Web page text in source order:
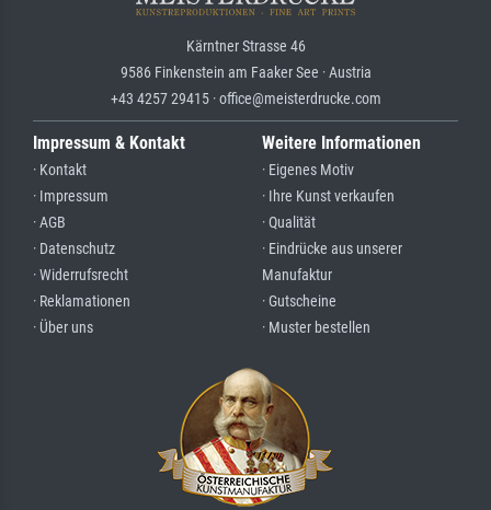
Kärntner Strasse 46
9586 Finkenstein am Faaker See · Austria
+43 4257 29415 · office@meisterdrucke.com
Impressum & Kontakt
· Kontakt
· Impressum
· AGB
· Datenschutz
· Widerrufsrecht
· Reklamationen
· Über uns
Weitere Informationen
· Eigenes Motiv
· Ihre Kunst verkaufen
· Qualität
· Eindrücke aus unserer
Manufaktur
· Gutscheine
· Muster bestellen